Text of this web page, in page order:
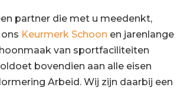
partner die met u meedenkt,
Keurmerk Schoon en jarenlange
van sportfaciliteiten
bovendien aan alle eisen
Arbeid. Wij zijn daarbij een